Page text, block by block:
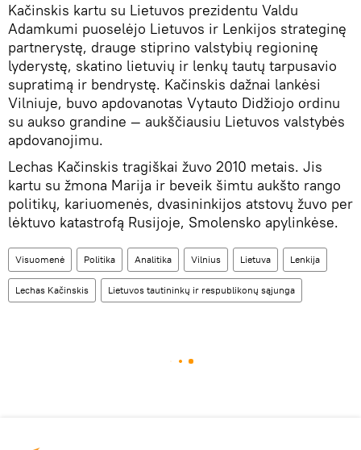
Kačinskis kartu su Lietuvos prezidentu Valdu
Adamkumi puoselėjo Lietuvos ir Lenkijos strateginę
partnerystę, drauge stiprino valstybių regioninę
lyderystę, skatino lietuvių ir lenkų tautų tarpusavio
supratimą ir bendrystę. Kačinskis dažnai lankėsi
Vilniuje, buvo apdovanotas Vytauto Didžiojo ordinu
su aukso grandine — aukščiausiu Lietuvos valstybės
apdovanojimu.
Lechas Kačinskis tragiškai žuvo 2010 metais. Jis
kartu su žmona Marija ir beveik šimtu aukšto rango
politikų, kariuomenės, dvasininkijos atstovų žuvo per
lėktuvo katastrofą Rusijoje, Smolensko apylinkėse.
Visuomenė Politika Analitika Vilnius Lietuva Lenkija
Lechas Kačinskis Lietuvos tautininkų ir respublikonų sąjunga